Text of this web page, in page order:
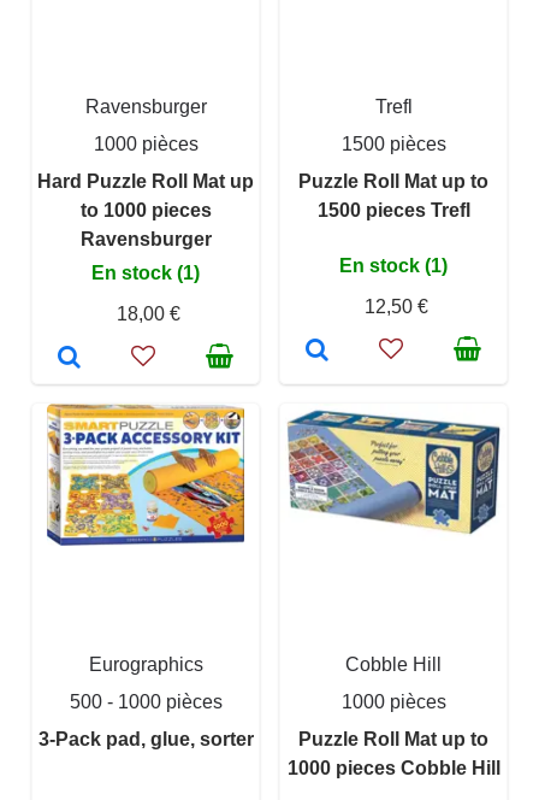
Ravensburger
1000 pièces
Hard Puzzle Roll Mat up
to 1000 pieces
Ravensburger
En stock (1)
18,00 €
Trefl
1500 pièces
Puzzle Roll Mat up to
1500 pieces Trefl
En stock (1)
12,50 €
Eurographics
500 - 1000 pièces
3-Pack pad, glue, sorter
Cobble Hill
1000 pièces
Puzzle Roll Mat up to
1000 pieces Cobble Hill